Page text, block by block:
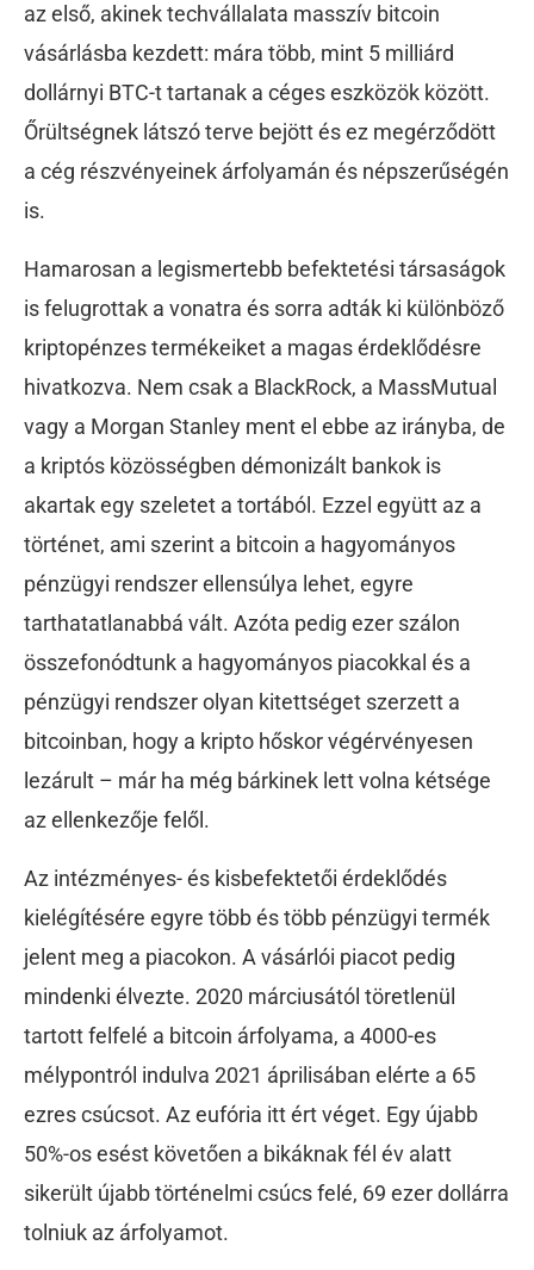
az első, akinek techvállalata masszív bitcoin
vásárlásba kezdett: mára több, mint 5 milliárd
dollárnyi BTC-t tartanak a céges eszközök között.
Őrültségnek látszó terve bejött és ez megérződött
a cég részvényeinek árfolyamán és népszerűségén
is.
Hamarosan a legismertebb befektetési társaságok
is felugrottak a vonatra és sorra adták ki különböző
kriptopénzes termékeiket a magas érdeklődésre
hivatkozva. Nem csak a BlackRock, a MassMutual
vagy a Morgan Stanley ment el ebbe az irányba, de
a kriptós közösségben démonizált bankok is
akartak egy szeletet a tortából. Ezzel együtt az a
történet, ami szerint a bitcoin a hagyományos
pénzügyi rendszer ellensúlya lehet, egyre
tarthatatlanabbá vált. Azóta pedig ezer szálon
összefonódtunk a hagyományos piacokkal és a
pénzügyi rendszer olyan kitettséget szerzett a
bitcoinban, hogy a kripto hőskor végérvényesen
lezárult – már ha még bárkinek lett volna kétsége
az ellenkezője felől.
Az intézményes- és kisbefektetői érdeklődés
kielégítésére egyre több és több pénzügyi termék
jelent meg a piacokon. A vásárlói piacot pedig
mindenki élvezte. 2020 márciusától töretlenül
tartott felfelé a bitcoin árfolyama, a 4000-es
mélypontról indulva 2021 áprilisában elérte a 65
ezres csúcsot. Az eufória itt ért véget. Egy újabb
50%-os esést követően a bikáknak fél év alatt
sikerült újabb történelmi csúcs felé, 69 ezer dollárra
tolniuk az árfolyamot.